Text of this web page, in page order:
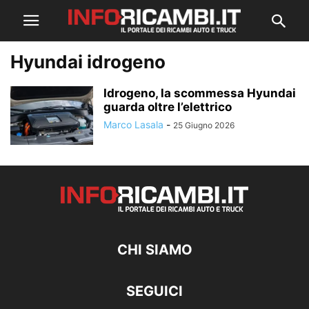
Hyundai idrogeno
Idrogeno, la scommessa Hyundai
guarda oltre l’elettrico
Marco Lasala - 25 Giugno 2026
CHI SIAMO
SEGUICI